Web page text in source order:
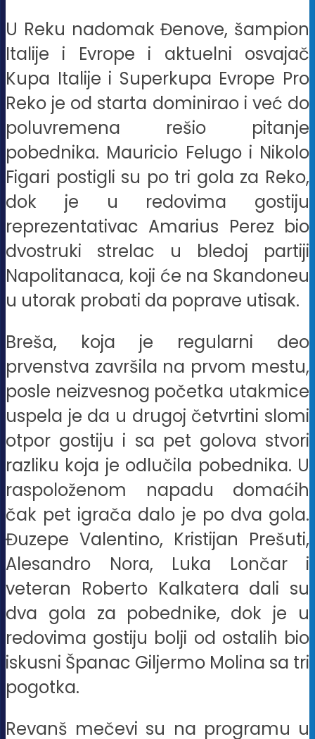
U Reku nadomak Đenove, šampion
Italije i Evrope i aktuelni osvajač
Kupa Italije i Superkupa Evrope Pro
Reko je od starta dominirao i već do
poluvremena rešio pitanje
pobednika. Mauricio Felugo i Nikolo
Figari postigli su po tri gola za Reko,
dok je u redovima gostiju
reprezentativac Amarius Perez bio
dvostruki strelac u bledoj partiji
Napolitanaca, koji će na Skandoneu
u utorak probati da poprave utisak.
Breša, koja je regularni deo
prvenstva završila na prvom mestu,
posle neizvesnog početka utakmice
uspela je da u drugoj četvrtini slomi
otpor gostiju i sa pet golova stvori
razliku koja je odlučila pobednika. U
raspoloženom napadu domaćih
čak pet igrača dalo je po dva gola.
Đuzepe Valentino, Kristijan Prešuti,
Alesandro Nora, Luka Lončar i
veteran Roberto Kalkatera dali su
dva gola za pobednike, dok je u
redovima gostiju bolji od ostalih bio
iskusni Španac Giljermo Molina sa tri
pogotka.
Revanš mečevi su na programu u